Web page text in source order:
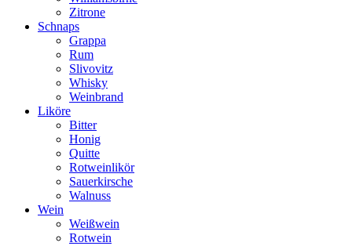
Zitrone
Schnaps
Grappa
Rum
Slivovitz
Whisky
Weinbrand
Liköre
Bitter
Honig
Quitte
Rotweinlikör
Sauerkirsche
Walnuss
Wein
Weißwein
Rotwein